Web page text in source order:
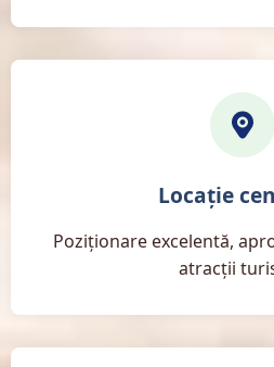
Locație
Poziționare excelentă,
atracții